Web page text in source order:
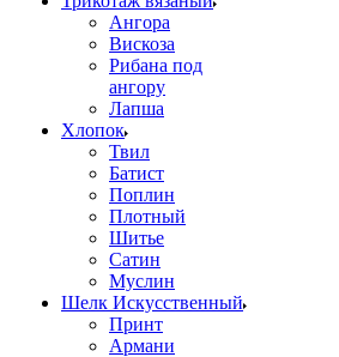
Ангора
Вискоза
Рибана под
ангору
Лапша
Хлопок
Твил
Батист
Поплин
Плотный
Шитье
Сатин
Муслин
Шелк Искусственный
Принт
Армани